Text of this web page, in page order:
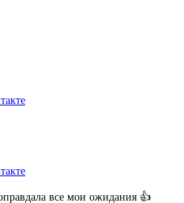
все мои ожидания 👍